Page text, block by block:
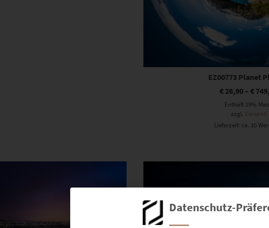
EZ00773 Planet
€ 26,90 –€
Enthält 19%
zzgl.Versand
Lieferzeit: ca. 10
Dieses Produkt weist mehrere Varianten auf. Die Optionen können auf der Produktseite gewählt werden Dieses Produkt weist mehrere Varianten auf. Die Optionen können auf der
Datenschutz-